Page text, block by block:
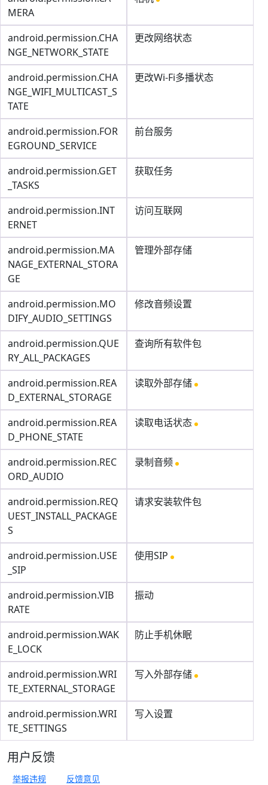
MERA
android.permission.CHA
NGE_NETWORK_STATE
更改网络状态
android.permission.CHA
NGE_WIFI_MULTICAST_S
TATE
更改Wi-Fi多播状态
android.permission.FOR
EGROUND_SERVICE
前台服务
android.permission.GET
_TASKS
获取任务
android.permission.INT
ERNET
访问互联网
android.permission.MA
NAGE_EXTERNAL_STORA
GE
管理外部存储
android.permission.MO
DIFY_AUDIO_SETTINGS
修改音频设置
android.permission.QUE
RY_ALL_PACKAGES
查询所有软件包
android.permission.REA
D_EXTERNAL_STORAGE
读取外部存储
android.permission.REA
D_PHONE_STATE
读取电话状态
android.permission.REC
ORD_AUDIO
录制音频
android.permission.REQ
UEST_INSTALL_PACKAGE
S
请求安装软件包
android.permission.USE
_SIP
使用SIP
android.permission.VIB
RATE
振动
android.permission.WAK
E_LOCK
防止手机休眠
android.permission.WRI
TE_EXTERNAL_STORAGE
写入外部存储
android.permission.WRI
TE_SETTINGS
写入设置
用户反馈
举报违规 反馈意见